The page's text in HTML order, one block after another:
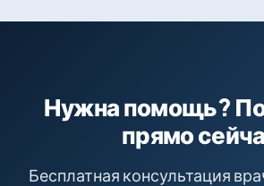
Нужна помощь?
прямо
Бесплатная консультация